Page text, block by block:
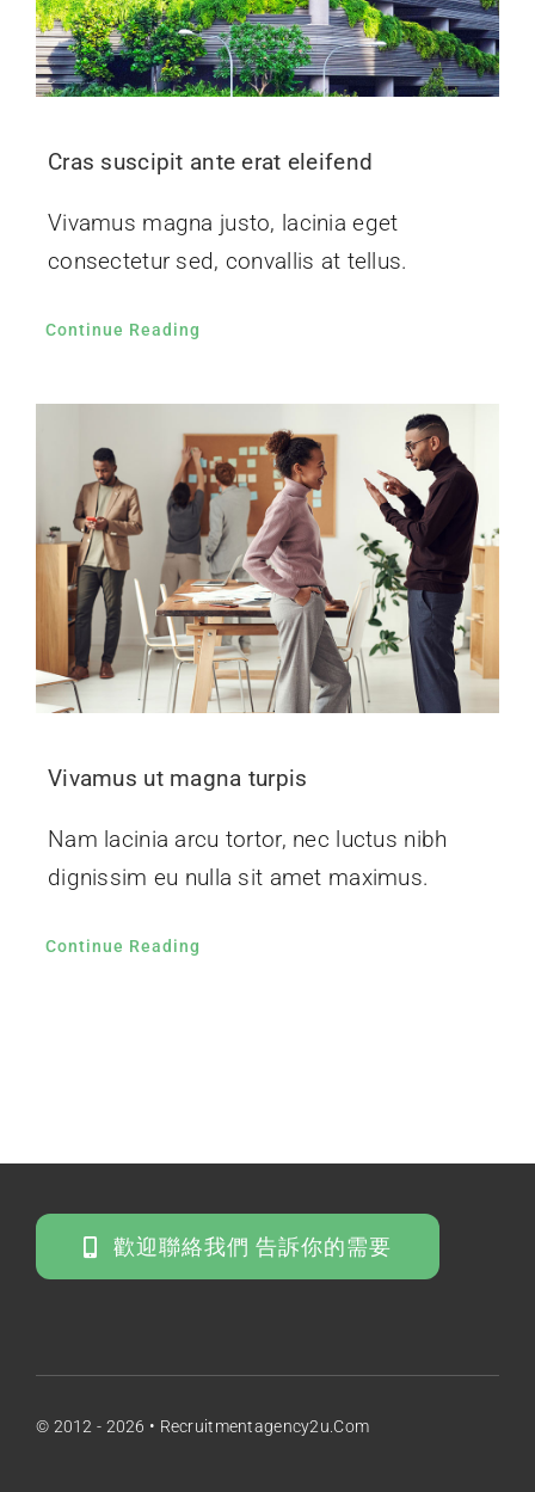
Cras suscipit ante erat eleifend
Vivamus magna justo, lacinia eget
consectetur sed, convallis at tellus.
Continue Reading
Vivamus ut magna turpis
Nam lacinia arcu tortor, nec luctus nibh
dignissim eu nulla sit amet maximus.
Continue Reading
歡迎聯絡我們 告訴你的需要
© 2012 - 2026 • Recruitmentagency2u.com